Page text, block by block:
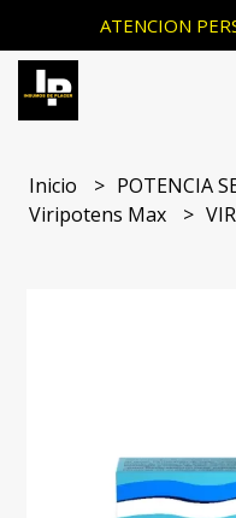
ATENCION
Inicio POTENCIA
Viripotens Max